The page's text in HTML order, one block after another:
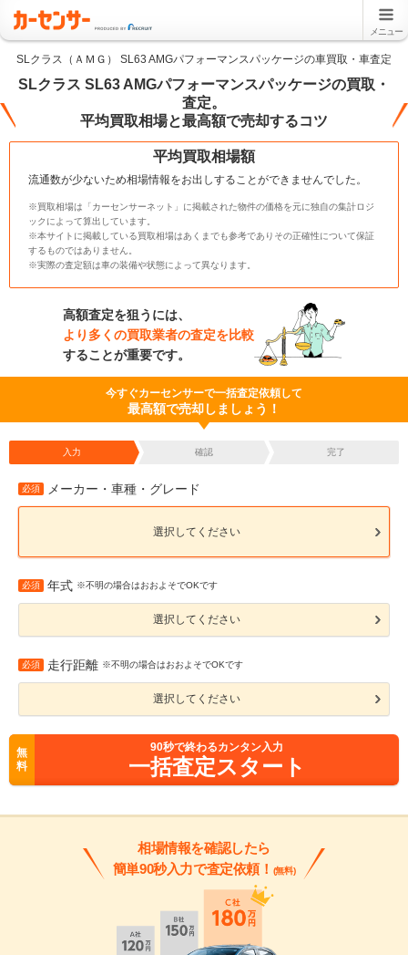
メニュー
SLクラス（ＡＭＧ） SL63 AMGパフォーマンスパッケージの車買取・車査定
SLクラス SL63 AMGパフォーマンスパッケージの買取・
査定。
平均買取相場と最高額で売却するコツ
平均買取相場額
流通数が少ないため相場情報をお出しすることができませんでした。
※買取相場は「カーセンサーネット」に掲載された物件の価格を元に独自の集計ロジ
ックによって算出しています。
※本サイトに掲載している買取相場はあくまでも参考でありその正確性について保証
するものではありません。
※実際の査定額は車の装備や状態によって異なります。
高額査定を狙うには、
より多くの買取業者の査定を比較
することが重要です。
今すぐカーセンサーで一括査定依頼して
最高額で売却しましょう！
入力 確認 完了
必須 メーカー・車種・グレード
選択してください
必須 年式 ※不明の場合はおおよそでOKです
選択してください
必須 走行距離 ※不明の場合はおおよそでOKです
選択してください
無
料
90秒で終わるカンタン入力
一括査定スタート
相場情報を確認したら
簡単90秒入力で査定依頼！ (無料)